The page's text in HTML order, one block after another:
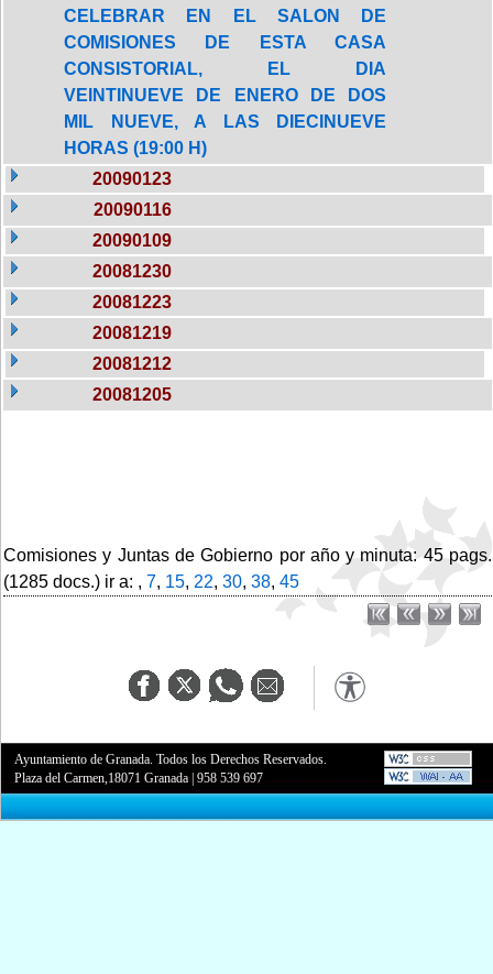
CELEBRAR EN EL SALON DE
COMISIONES DE ESTA CASA
CONSISTORIAL, EL DIA
VEINTINUEVE DE ENERO DE DOS
MIL NUEVE, A LAS DIECINUEVE
HORAS (19:00 H)
20090123
20090116
20090109
20081230
20081223
20081219
20081212
20081205
Comisiones y Juntas de Gobierno por año y minuta: 45 pags.
(1285 docs.) ir a: , 7, 15, 22, 30, 38, 45
Ayuntamiento de Granada. Todos los Derechos Reservados.
Plaza del Carmen,18071 Granada |958 539 697